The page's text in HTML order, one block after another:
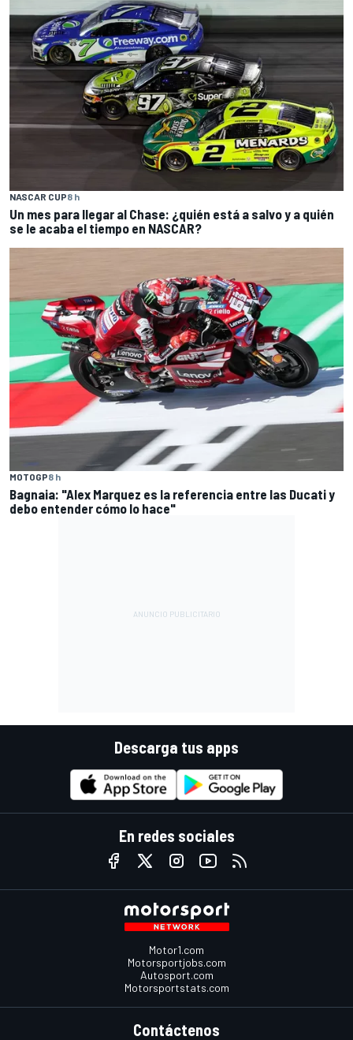
NASCAR CUP8 h
Un mes para llegar al Chase: ¿quién está a salvo y a quién
se le acaba el tiempo en NASCAR?
MOTOGP8 h
Bagnaia: "Alex Marquez es la referencia entre las Ducati y
debo entender cómo lo hace"
Descarga tus apps
En redes sociales
Motor1.com
Motorsportjobs.com
Autosport.com
Motorsportstats.com
Contáctenos